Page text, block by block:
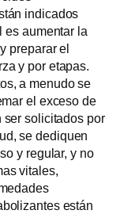
indicados
es aumentar la
preparar el
y por etapas.
a menudo se
el exceso de
ser solicitados por
se dediquen
y regular, y no
vitales,
están